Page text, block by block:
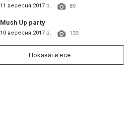
11 вересня 2017 р. 89
Mush Up party
10 вересня 2017 р. 133
Показати все